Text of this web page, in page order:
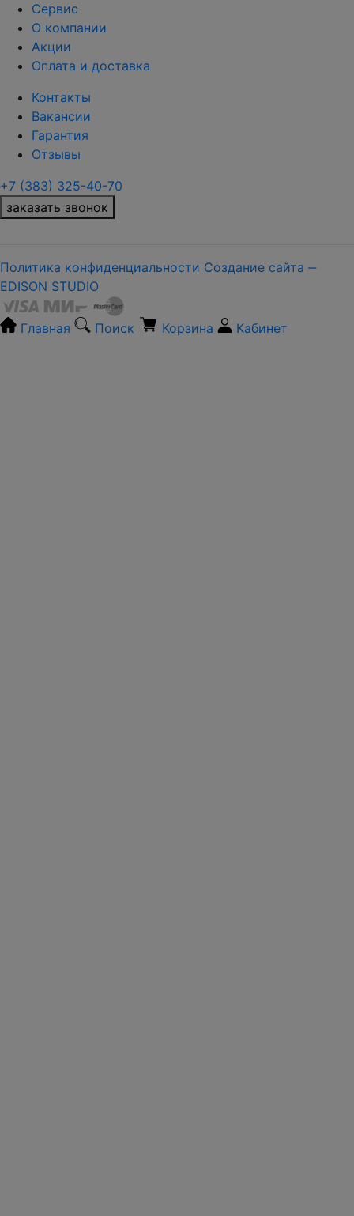
Сервис
О компании
Акции
Оплата и доставка
Контакты
Вакансии
Гарантия
Отзывы
+7 (383) 325-40-70
заказать звонок
Политика конфиденциальности Создание сайта ‒
EDISON STUDIO
Главная Поиск Корзина Кабинет